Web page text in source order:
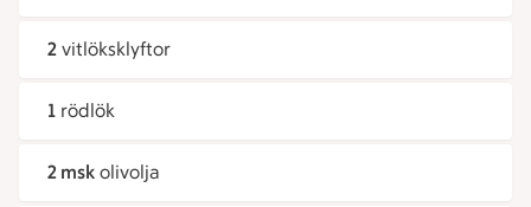
2 vitlöksklyftor
1 rödlök
2 msk olivolja